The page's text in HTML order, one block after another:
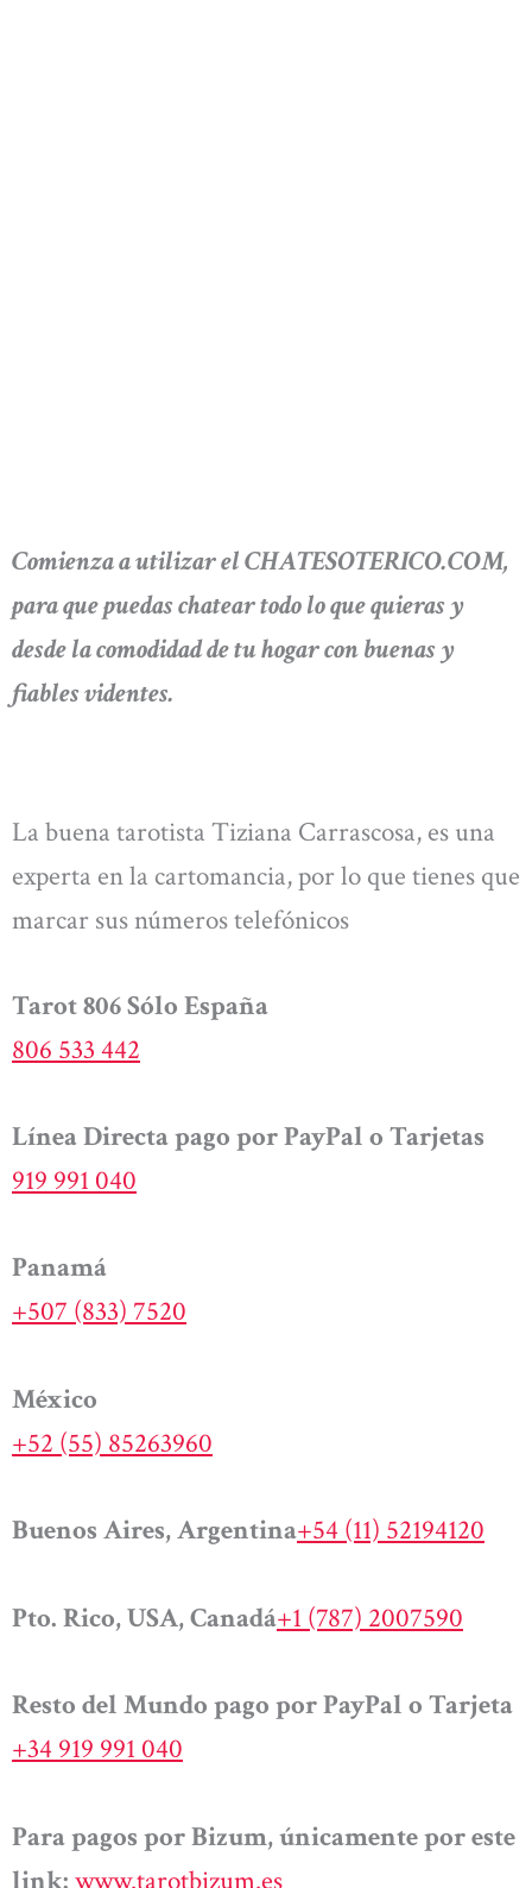
Comienza a utilizar el CHATESOTERICO.COM,
para que puedas chatear todo lo que quieras y
desde la comodidad de tu hogar con buenas y
fiables videntes.
La buena tarotista Tiziana Carrascosa, es una
experta en la cartomancia, por lo que tienes que
marcar sus números telefónicos
Tarot 806 Sólo España
806 533 442
Línea Directa pago por PayPal o Tarjetas
919 991 040
Panamá
+507 (833) 7520
México
+52 (55) 85263960
Buenos Aires, Argentina+54 (11) 52194120
Pto. Rico, USA, Canadá+1 (787) 2007590
Resto del Mundo pago por PayPal o Tarjeta
+34 919 991 040
Para pagos por Bizum, únicamente por este
link: www.tarotbizum.es